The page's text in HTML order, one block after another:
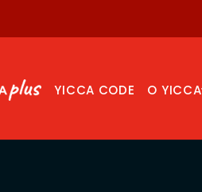
YICCA CODE O YICCA